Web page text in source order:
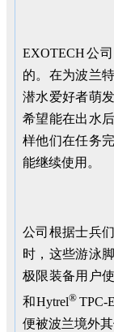
EXOTECH公
的。在为波兰
潜水爱好者萌
希望能在出水
样他们在任务
能继续使用。
公司根据士兵
时，这些游泳
极限装备用户
和Hytrel®TPC-
便被波兰境外